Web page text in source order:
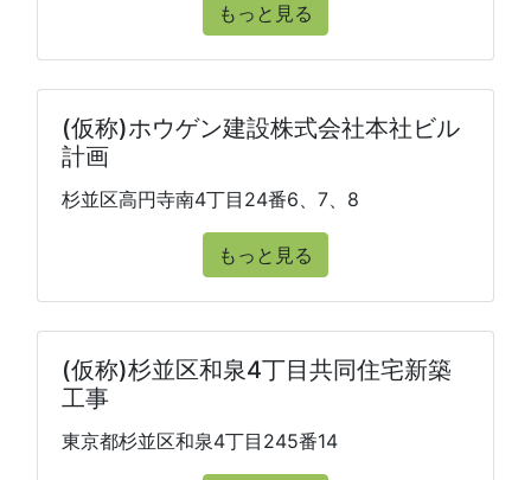
もっと見る
(仮称)ホウゲン建設株式会社本社ビル
計画
杉並区高円寺南4丁目24番6、7、8
もっと見る
(仮称)杉並区和泉4丁目共同住宅新築
工事
東京都杉並区和泉4丁目245番14